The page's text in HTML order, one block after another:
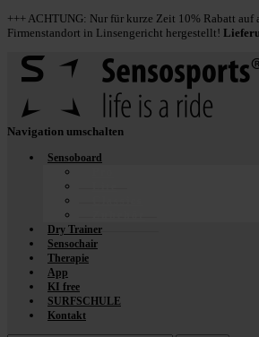
+++ ACHTUNG: Nur für kurze Zeit 10% Rabatt
Firmenstandort in Linsengericht hergestellt!
Navigation umschalten
Sensoboard
Dry Trainer
Sensochair
Therapie
App
KI free
SURFSCHULE
Kontakt